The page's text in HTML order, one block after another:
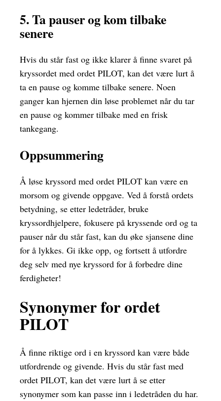
5. Ta pauser og kom tilbake
senere
Hvis du står fast og ikke klarer å finne svaret på
kryssordet med ordet PILOT, kan det være lurt å
ta en pause og komme tilbake senere. Noen
ganger kan hjernen din løse problemet når du tar
en pause og kommer tilbake med en frisk
tankegang.
Oppsummering
Å løse kryssord med ordet PILOT kan være en
morsom og givende oppgave. Ved å forstå ordets
betydning, se etter ledetråder, bruke
kryssordhjelpere, fokusere på kryssende ord og ta
pauser når du står fast, kan du øke sjansene dine
for å lykkes. Gi ikke opp, og fortsett å utfordre
deg selv med nye kryssord for å forbedre dine
ferdigheter!
Synonymer for ordet
PILOT
Å finne riktige ord i en kryssord kan være både
utfordrende og givende. Hvis du står fast med
ordet PILOT, kan det være lurt å se etter
synonymer som kan passe inn i ledetråden du har.